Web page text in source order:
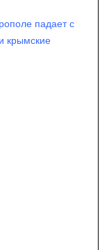
падает с
крымские